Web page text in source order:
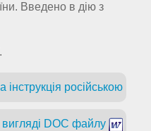
Введено в дію з
.
інструкція російською
DOC файлу